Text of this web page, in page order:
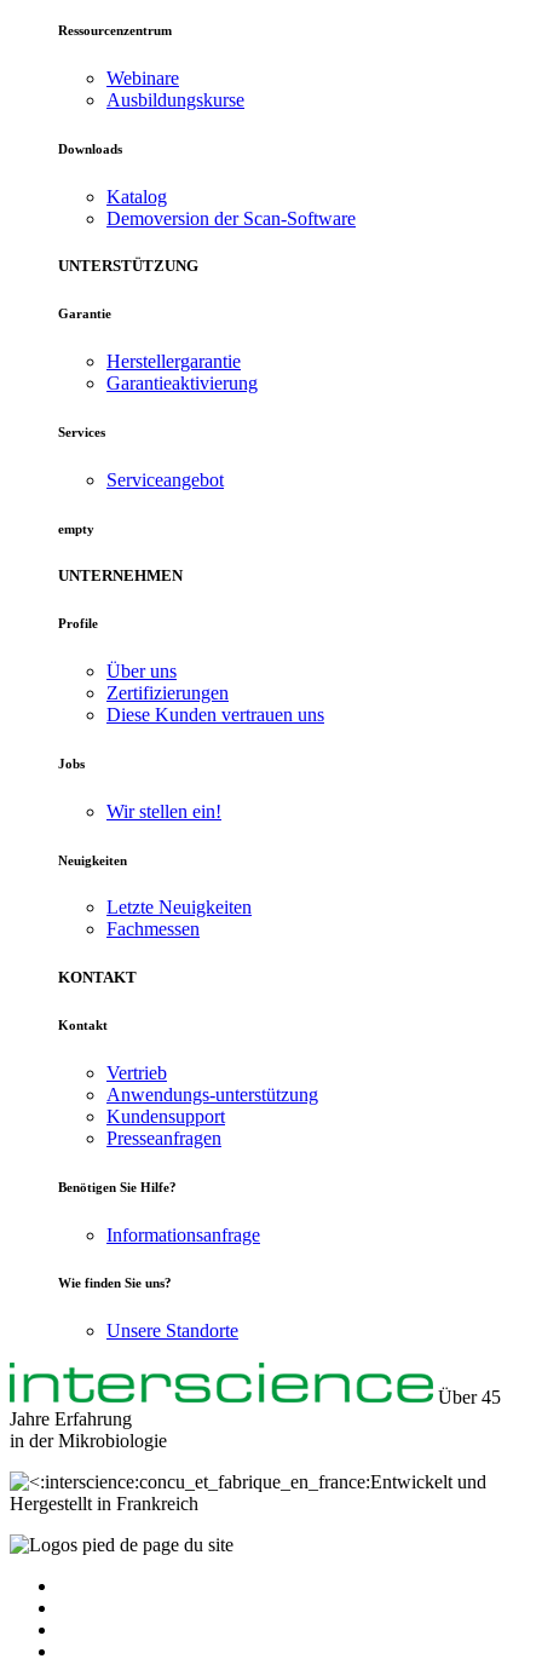
Ressourcenzentrum
Webinare
Ausbildungskurse
Downloads
Katalog
Demoversion der Scan-Software
UNTERSTÜTZUNG
Garantie
Herstellergarantie
Garantieaktivierung
Services
Serviceangebot
empty
UNTERNEHMEN
Profile
Über uns
Zertifizierungen
Diese Kunden vertrauen uns
Jobs
Wir stellen ein!
Neuigkeiten
Letzte Neuigkeiten
Fachmessen
KONTAKT
Kontakt
Vertrieb
Anwendungs-unterstützung
Kundensupport
Presseanfragen
Benötigen Sie Hilfe?
Informationsanfrage
Wie finden Sie uns?
Unsere Standorte
Über 45
Jahre Erfahrung
in derMikrobiologie
Entwickelt und
Hergestellt in Frankreich